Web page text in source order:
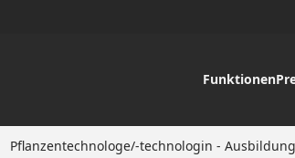
Funktionen
Pflanzentechnologe/-technologin -